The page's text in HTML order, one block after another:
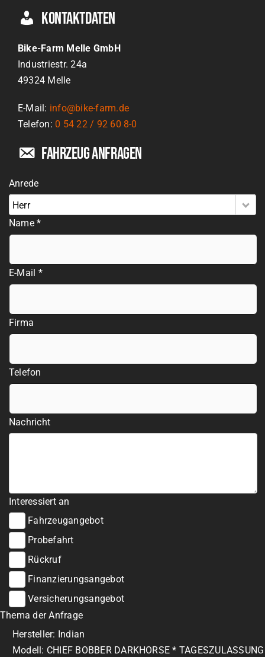
Kontaktdaten
Bike-Farm Melle GmbH
Industriestr. 24a
49324 Melle
E-Mail: info@bike-farm.de
Telefon: 0 54 22 / 92 60 8-0
Fahrzeug anfragen
Anrede
Herr
Name *
E-Mail *
Firma
Telefon
Nachricht
Interessiert an
Fahrzeugangebot
Probefahrt
Rückruf
Finanzierungsangebot
Versicherungsangebot
Thema der Anfrage
Hersteller: Indian
Modell: CHIEF BOBBER DARKHORSE * TAGESZULASSUNG